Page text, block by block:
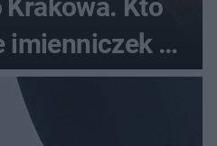
Kto
imienniczek na
stadionie